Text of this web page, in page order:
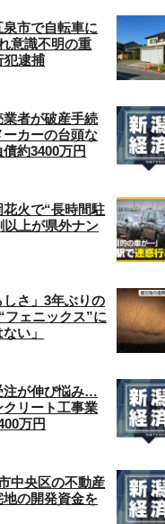
市で自転車に
意識不明の重
逮捕
業者が破産手続
カーの台頭な
約3400万円
花火で“長時間駐
上が県外ナン
しさ」3年ぶりの
ェニックス”に
い」
注が伸び悩み…
リート工事業
万円
中央区の不動産
の開発資金を